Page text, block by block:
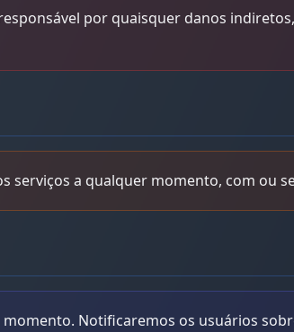
por quaisquer danos
serviços a qualquer momento, com ou
Notificaremos os usuários